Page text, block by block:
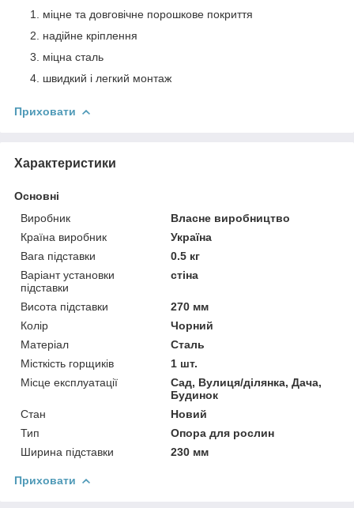
міцне та довговічне порошкове покриття
надійне кріплення
міцна сталь
швидкий і легкий монтаж
Приховати
Характеристики
Основні
Виробник
Власне виробництво
Країна виробник
Україна
Вага підставки
0.5 кг
Варіант установки
підставки
стіна
Висота підставки
270 мм
Колір
Чорний
Матеріал
Сталь
Місткість горщиків
1 шт.
Місце експлуатації
Сад, Вулиця/ділянка, Дача,
Будинок
Стан
Новий
Тип
Опора для рослин
Ширина підставки
230 мм
Приховати